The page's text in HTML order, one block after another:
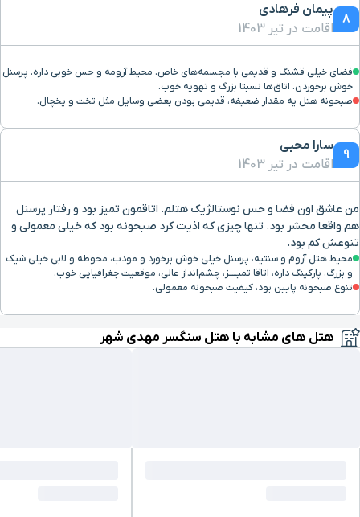
8
پیمان فرهادی
اقامت در تیر 1403
فضای خیلی قشنگ و قدیمی با مجسمه‌های خاص. محیط آرومه و حس خوبی داره. پرسنل
خوش برخوردن. اتاق‌ها نسبتا بزرگ و تهویه خوب.
صبحونه هتل یه مقدار ضعیفه، قدیمی بودن بعضی وسایل مثل تخت و یخچال.
9
سارا محبی
اقامت در تیر 1403
من عاشق اون فضا و حس نوستالژیک هتلم. اتاقمون تمیز بود و رفتار پرسنل
هم واقعا محشر بود. تنها چیزی که اذیت کرد صبحونه بود که خیلی معمولی و
تنوعش کم بود.
محیط هتل آروم و سنتیه، پرسنل خیلی خوش برخورد و مودب، محوطه و لابی خیلی شیک
و بزرگ، پارکینگ داره، اتاقا تمیـــــز، چشم‌انداز عالی، موقعیت جغرافیایی خوب.
تنوع صبحونه پایین بود، کیفیت صبحونه معمولی.
هتل های مشابه با هتل سنگسر مهدی شهر